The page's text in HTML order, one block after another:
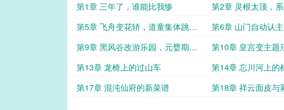
第1章 三年了，谁能比我惨 第2章 灵根太顶，
第5章 飞舟变花轿，道童集体跳广
场舞
第6章 山门自动认
锦旗
第9章 黑风谷改游乐园，元婴期保
安看大门
第10章 皇宫变主题
当导游
第13章 龙椅上的过山车 第14章 忘川河上的
第17章 混沌仙府的新菜谱
第18章 祥云面皮与